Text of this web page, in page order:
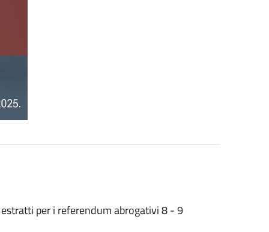
per i referendum abrogativi 8 - 9